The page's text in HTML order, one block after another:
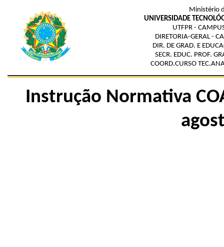
Ministério
UNIVERSIDADE
UTFPR -
DIRETORIA-GERAL -
DIR. DE GRAD. E
SECR. EDUC. PROF.
COORD.CURSO
Instrução Normativa